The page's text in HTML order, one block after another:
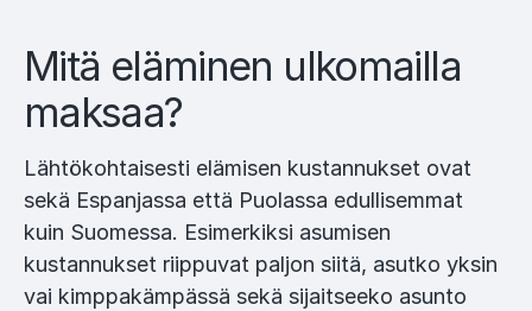
Mitä eläminen ulkomailla
maksaa?
Lähtökohtaisesti elämisen kustannukset ovat
sekä Espanjassa että Puolassa edullisemmat
kuin Suomessa. Esimerkiksi asumisen
kustannukset riippuvat paljon siitä, asutko yksin
vai kimppakämpässä sekä sijaitseeko asunto